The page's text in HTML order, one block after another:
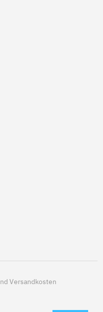
Versandkosten